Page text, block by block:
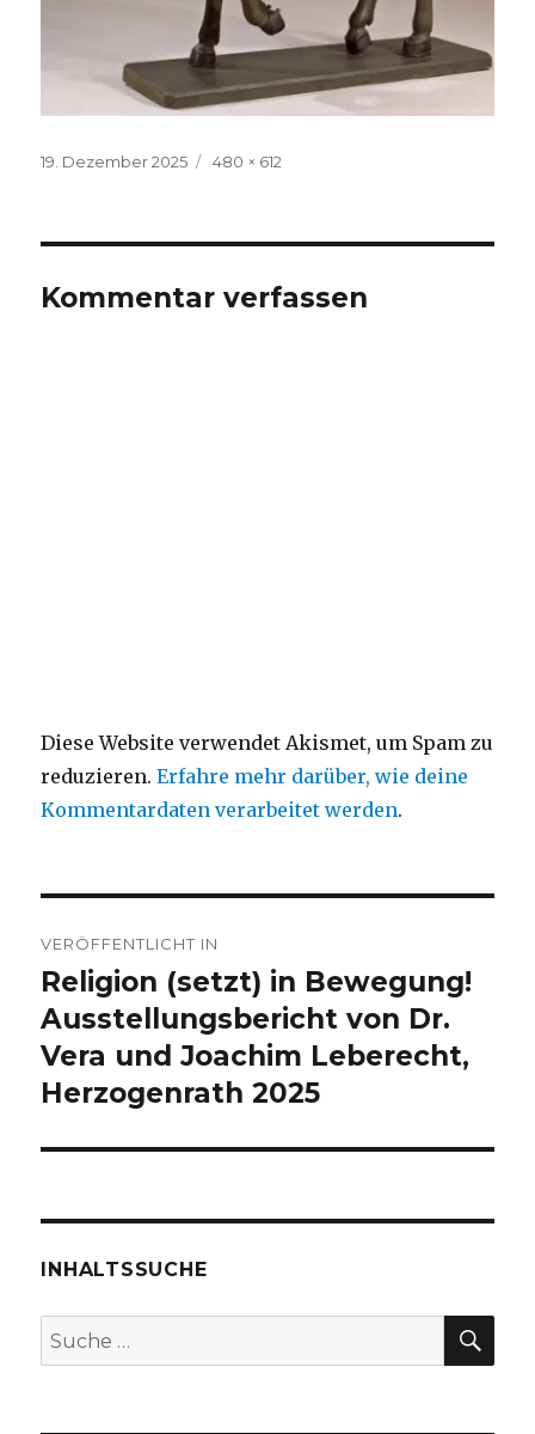
Veröffentlicht
19. Dezember 2025
Volle
480 × 612
Kommentar verfassen
Diese Website verwendet Akismet, um Spam zu
reduzieren.Erfahre mehr darüber, wie deine
Kommentardaten verarbeitet werden.
VERÖFFENTLICHT IN
Religion (setzt) in Bewegung!
Ausstellungsbericht von Dr.
Vera und Joachim Leberecht,
Herzogenrath 2025
INHALTSSUCHE
Suche
nach: